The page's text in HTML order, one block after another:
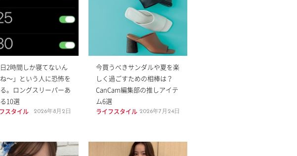
2時間しか寝てないん
〜」という人に恐怖を
。ロングスリーパーあ
10選
スタイル 2026年8月2日
今買うべきサンダルや夏を楽
しく過ごすための相棒は？
CanCam編集部の推しアイテ
ム6選
ライフスタイル 2026年7月24日